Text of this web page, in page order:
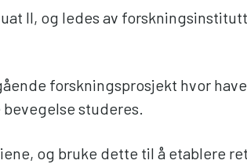
II, og ledes av
forskningsprosjekt hvor
studeres.
og bruke dette til å etablere